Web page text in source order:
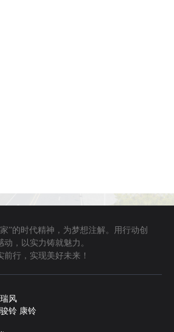
”的时代精神，为梦想注解。用行动创
动，以实力铸就魅力。
前行，实现美好未来！
风
铃 康铃